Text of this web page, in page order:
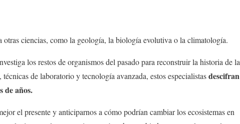
ciencias, como la geología, la biología evolutiva o la climatología.
los restos de organismos del pasado para reconstruir la historia de la
de laboratorio y tecnología avanzada, estos especialistasdescifran
de años.
el presente y anticiparnos a cómo podrían cambiar los ecosistemas en